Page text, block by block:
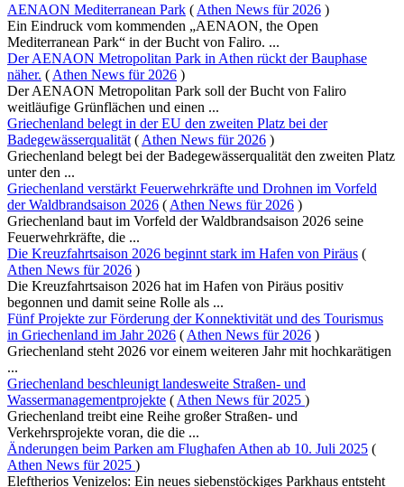
AENAON Mediterranean Park ( Athen News für 2026 )
Ein Eindruck vom kommenden „AENAON, the Open
Mediterranean Park“ in der Bucht von Faliro. ...
Der AENAON Metropolitan Park in Athen rückt der Bauphase
näher. ( Athen News für 2026 )
Der AENAON Metropolitan Park soll der Bucht von Faliro
weitläufige Grünflächen und einen ...
Griechenland belegt in der EU den zweiten Platz bei der
Badegewässerqualität ( Athen News für 2026 )
Griechenland belegt bei der Badegewässerqualität den zweiten Platz
unter den ...
Griechenland verstärkt Feuerwehrkräfte und Drohnen im Vorfeld
der Waldbrandsaison 2026 ( Athen News für 2026 )
Griechenland baut im Vorfeld der Waldbrandsaison 2026 seine
Feuerwehrkräfte, die ...
Die Kreuzfahrtsaison 2026 beginnt stark im Hafen von Piräus (
Athen News für 2026 )
Die Kreuzfahrtsaison 2026 hat im Hafen von Piräus positiv
begonnen und damit seine Rolle als ...
Fünf Projekte zur Förderung der Konnektivität und des Tourismus
in Griechenland im Jahr 2026 ( Athen News für 2026 )
Griechenland steht 2026 vor einem weiteren Jahr mit hochkarätigen
...
Griechenland beschleunigt landesweite Straßen- und
Wassermanagementprojekte ( Athen News für 2025 )
Griechenland treibt eine Reihe großer Straßen- und
Verkehrsprojekte voran, die die ...
Änderungen beim Parken am Flughafen Athen ab 10. Juli 2025 (
Athen News für 2025 )
Eleftherios Venizelos: Ein neues siebenstöckiges Parkhaus entsteht